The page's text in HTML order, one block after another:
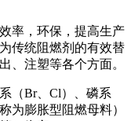
率，环保，提高生产
传统阻燃剂的有效替
、注塑等各个方面。
（Br、Cl）、磷系
为膨胀型阻燃母料）